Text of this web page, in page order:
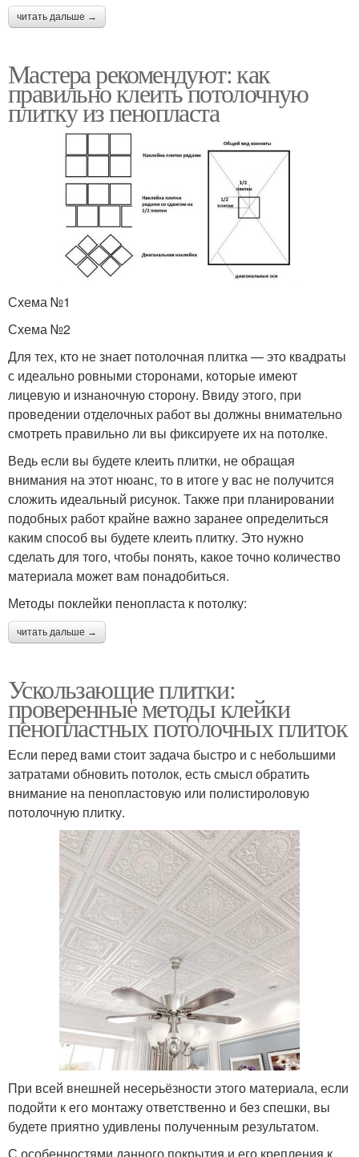
читать дальше →
Мастера рекомендуют: как
правильно клеить потолочную
плитку из пенопласта
Схема №1
Схема №2
Для тех, кто не знает потолочная плитка — это квадраты
с идеально ровными сторонами, которые имеют
лицевую и изнаночную сторону. Ввиду этого, при
проведении отделочных работ вы должны внимательно
смотреть правильно ли вы фиксируете их на потолке.
Ведь если вы будете клеить плитки, не обращая
внимания на этот нюанс, то в итоге у вас не получится
сложить идеальный рисунок. Также при планировании
подобных работ крайне важно заранее определиться
каким способ вы будете клеить плитку. Это нужно
сделать для того, чтобы понять, какое точно количество
материала может вам понадобиться.
Методы поклейки пенопласта к потолку:
читать дальше →
Ускользающие плитки:
проверенные методы клейки
пенопластных потолочных плиток
Если перед вами стоит задача быстро и с небольшими
затратами обновить потолок, есть смысл обратить
внимание на пенопластовую или полистироловую
потолочную плитку.
При всей внешней несерьёзности этого материала, если
подойти к его монтажу ответственно и без спешки, вы
будете приятно удивлены полученным результатом.